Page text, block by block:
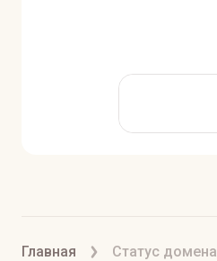
Главная Статус домена